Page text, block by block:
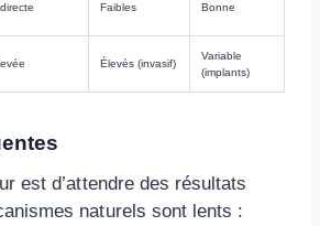
Faibles Bonne
Élevés (invasif)
Variable
(implants)
est d’attendre des résultats
naturels sont lents :